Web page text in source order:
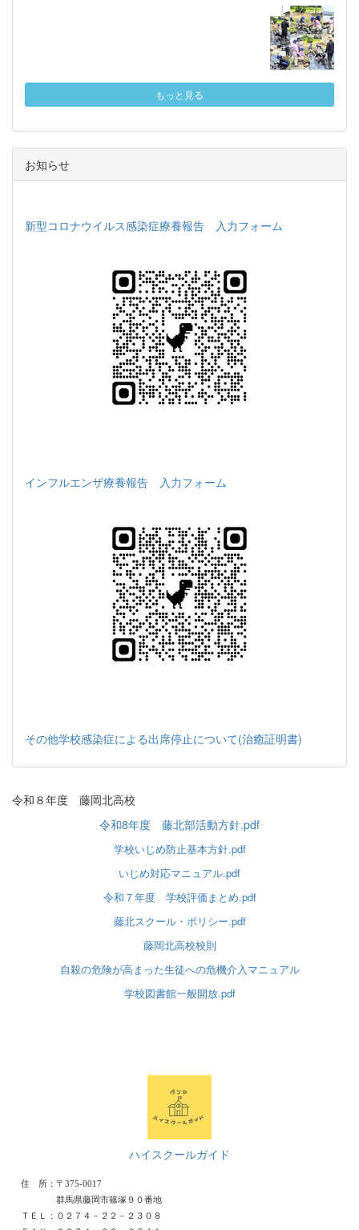
もっと見る
お知らせ
新型コロナウイルス感染症療養報告 入力フォーム
インフルエンザ療養報告 入力フォーム
その他学校感染症による出席停止について(治癒証明書)
令和８年度 藤岡北高校
令和8年度 藤北部活動方針.pdf
学校いじめ防止基本方針.pdf
いじめ対応マニュアル.pdf
令和７年度 学校評価まとめ.pdf
藤北スクール・ポリシー.pdf
藤岡北高校校則
自殺の危険が高まった生徒への危機介入マニュアル
学校図書館一般開放.pdf
ハイスクールガイド
住 所：〒375-0017
群馬県藤岡市篠塚９０番地
ＴＥＬ：０２７４－２２－２３０８